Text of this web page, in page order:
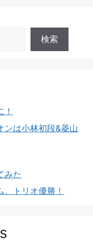
検索
ンは小林初段&菱山
みた
トリオ優勝！